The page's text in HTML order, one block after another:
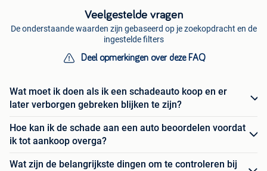
Veelgestelde vragen
De onderstaande waarden zijn gebaseerd op je zoekopdracht en de
ingestelde filters
Deel opmerkingen over deze FAQ
Wat moet ik doen als ik een schadeauto koop en er
later verborgen gebreken blijken te zijn?
Hoe kan ik de schade aan een auto beoordelen voordat
ik tot aankoop overga?
Wat zijn de belangrijkste dingen om te controleren bij